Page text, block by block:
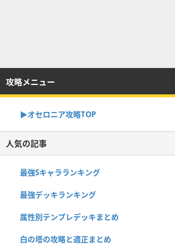
攻略メニュー
▶︎オセロニア攻略TOP
人気の記事
最強Sキャラランキング
最強デッキランキング
属性別テンプレデッキまとめ
白の塔の攻略と適正まとめ